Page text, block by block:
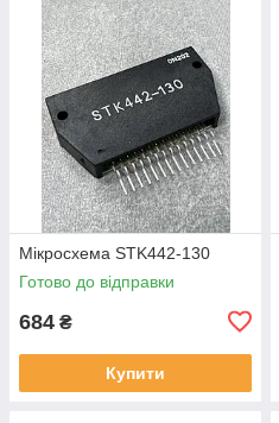
Мікросхема STK442-130
Готово до відправки
684 ₴
Купити